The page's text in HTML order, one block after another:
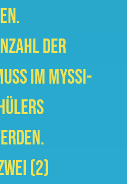
der
im MySSI-
(2)